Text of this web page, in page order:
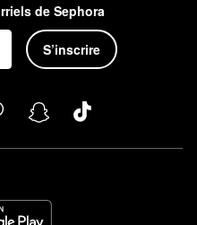
de Sephora
S’inscrire